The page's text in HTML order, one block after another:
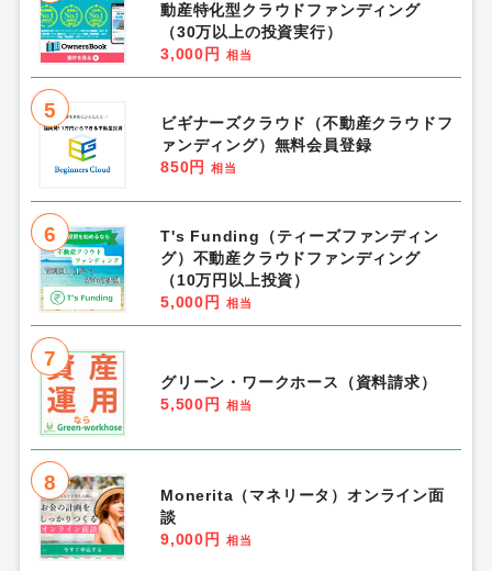
動産特化型クラウドファンディング
（30万以上の投資実行）
3,000円
相当
5
ビギナーズクラウド（不動産クラウドフ
ァンディング）無料会員登録
850円
相当
6
T's Funding（ティーズファンディン
グ）不動産クラウドファンディング
（10万円以上投資）
5,000円
相当
7
グリーン・ワークホース（資料請求）
5,500円
相当
8
Monerita（マネリータ）オンライン面
談
9,000円
相当